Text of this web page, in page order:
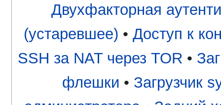
Двухфакторная
(устаревшее) • Доступ к
SSH за NAT через TOR •
флешки • Загрузчик